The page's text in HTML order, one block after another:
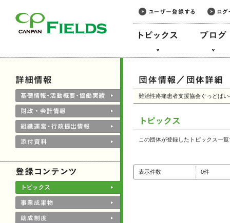
難治性疼痛患者支援協会ぐっどば
この団体が登録したトピックス一
表示件数 0件